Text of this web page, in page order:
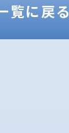
覧に戻る